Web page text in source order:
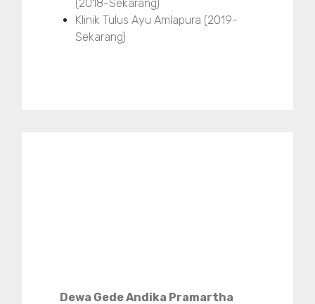
(2018-Sekarang)
Klinik Tulus Ayu Amlapura (2019-
Sekarang)
Dewa Gede Andika Pramartha